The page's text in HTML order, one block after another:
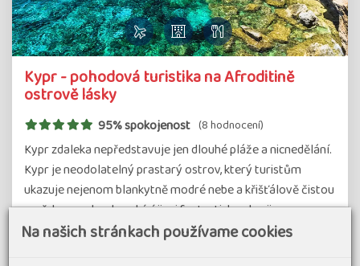
Kypr - pohodová turistika na Afroditině
ostrově lásky
95% spokojenost (8 hodnocení)
Kypr zdaleka nepředstavuje jen dlouhé pláže a nicnedělání.
Kypr je neodolatelný prastarý ostrov, který turistům
ukazuje nejenom blankytně modré nebe a křišťálově čistou
mořskou vodu, ale nabízí jim i fantastickou krajinu,
kulinářské zážitky…
Na našich stránkach používame cookies